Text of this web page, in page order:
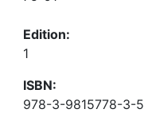
Edition:
1
ISBN:
978-3-9815778-3-5